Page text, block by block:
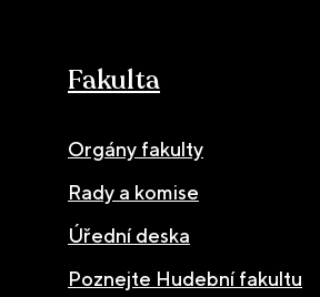
Fakulta
Orgány fakulty
Rady a komise
Úřední deska
Poznejte Hudební fakultu